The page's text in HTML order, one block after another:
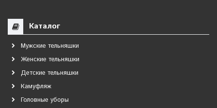
Каталог
Мужские тельняшки
Женские тельняшки
Детские тельняшки
Камуфляж
Головные уборы